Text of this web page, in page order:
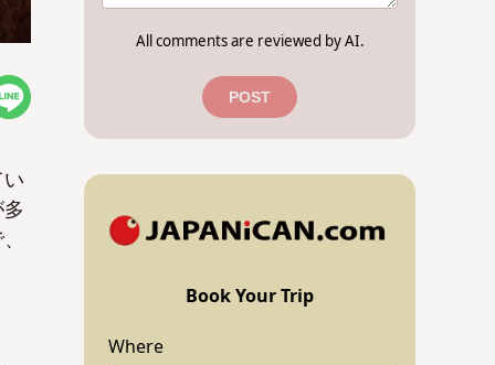
All comments are reviewed by AI.
POST
Book Your Trip
Where